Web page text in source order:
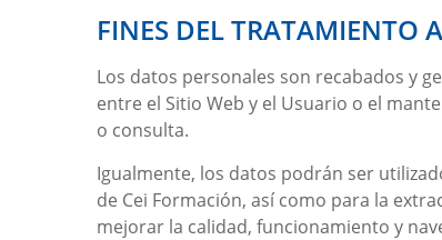
FINES DEL TRATAMIENTO
Los datos personales son recabados y
entre el Sitio Web y el Usuario o el
o consulta.
Igualmente, los datos podrán ser
de Cei Formación, así como para la
mejorar la calidad, funcionamiento y